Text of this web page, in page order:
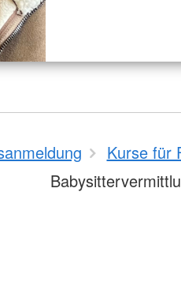
Kurse für